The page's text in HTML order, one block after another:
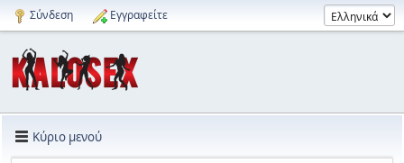
Σύνδεση Εγγραφείτε
Κύριο μενού